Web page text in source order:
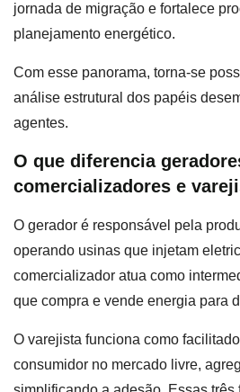
jornada de migração e fortalece
planejamento energético.
Com esse panorama, torna-se
análise estrutural dos papéis
agentes.
O que diferencia
comercializadores e
O gerador é responsável pela
operando usinas que injetam
comercializador atua como
que compra e vende energia para
O varejista funciona como
consumidor no mercado livre,